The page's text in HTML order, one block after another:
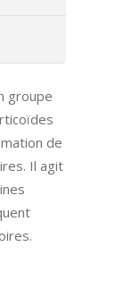
groupe
de
Il agit